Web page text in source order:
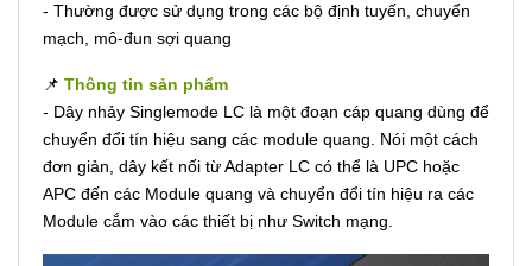
- Thường được sử dụng trong các bộ định tuyến, chuyển
mạch, mô-đun sợi quang
📌 Thông tin sản phẩm
- Dây nhảy Singlemode LC là một đoạn cáp quang dùng để
chuyển đổi tín hiệu sang các module quang. Nói một cách
đơn giản, dây kết nối từ Adapter LC có thể là UPC hoặc
APC đến các Module quang và chuyển đổi tín hiệu ra các
Module cắm vào các thiết bị như Switch mạng.